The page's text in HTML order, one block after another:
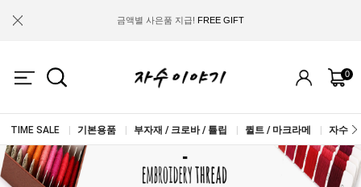
금액별 사은품 지급! FREE GIFT
0
TIME SALE 기본용품 부자재 / 크로바 / 튤립 퀼트 / 마크라메 자수실